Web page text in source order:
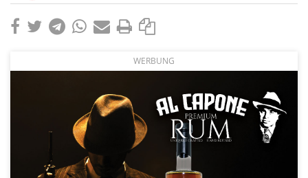
WERBUNG